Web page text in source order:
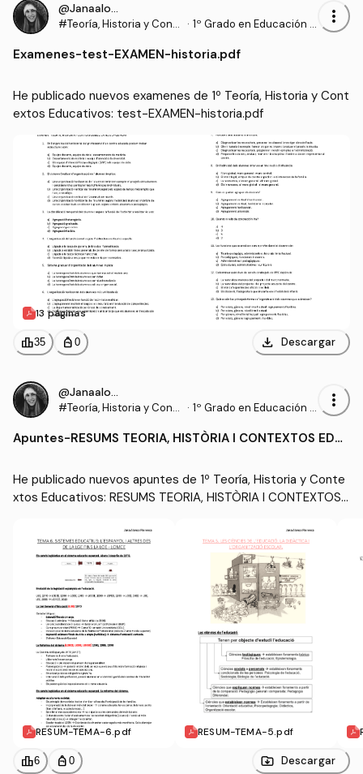
@Janaalonso
#Teoría, Historia y Conte
· 1º Grado en Educación P
more_vert
Examenes-test-EXAMEN-historia.pdf
He publicado nuevos examenes de 1º Teoría, Historia y Cont
extos Educativos: test-EXAMEN-historia.pdf
13 páginas
leaderboard35 personal_bag 0 download Descargar
@Janaalonso
#Teoría, Historia y Conte
· 1º Grado en Educación P
more_vert
Apuntes-RESUMS TEORIA, HISTÒRIA I CONTEXTOS EDU
He publicado nuevos apuntes de 1º Teoría, Historia y Conte
xtos Educativos: RESUMS TEORIA, HISTÒRIA I CONTEXTOS
RESUM-TEMA-6.pdf RESUM-TEMA-5.pdf
leaderboard6 personal_bag 0 Descargar